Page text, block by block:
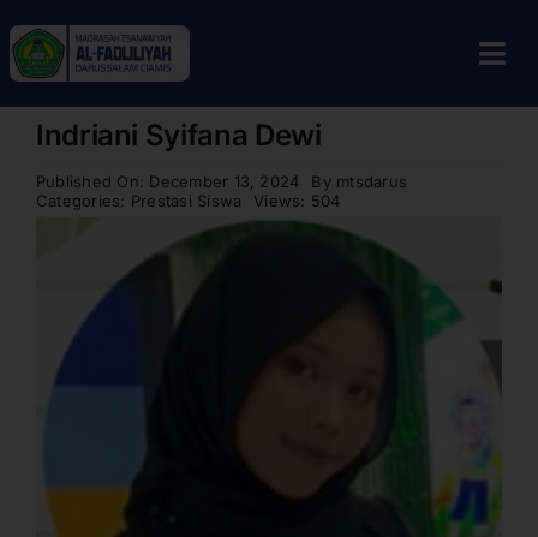
to
content
Home
Profil
Guru & Tenaga Kependidikan
Calon Siswa
Aplikasi
Indriani Syifana Dewi
Published On: December 13, 2024 By mtsdarus
Categories: Prestasi Siswa Views: 504